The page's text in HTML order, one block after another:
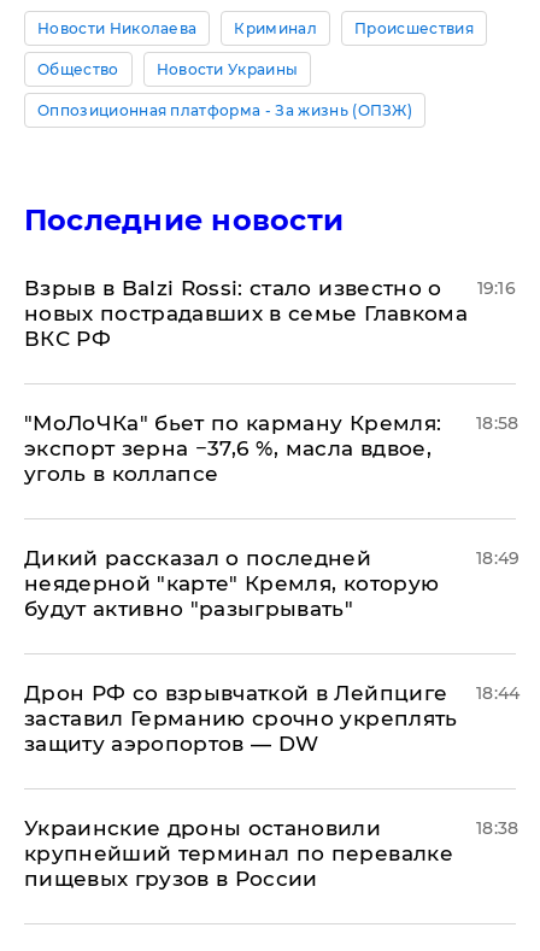
Новости Николаева Криминал Происшествия
Общество Новости Украины
Оппозиционная платформа - За жизнь (ОПЗЖ)
Последние новости
Взрыв в Balzi Rossi: стало известно о
новых пострадавших в семье Главкома
ВКС РФ
19:16
​"МоЛоЧКа" бьет по карману Кремля:
экспорт зерна −37,6 %, масла вдвое,
уголь в коллапсе
18:58
Дикий рассказал о последней
неядерной "карте" Кремля, которую
будут активно "разыгрывать"
18:49
​Дрон РФ со взрывчаткой в Лейпциге
заставил Германию срочно укреплять
защиту аэропортов — DW
18:44
Украинские дроны остановили
крупнейший терминал по перевалке
пищевых грузов в России
18:38